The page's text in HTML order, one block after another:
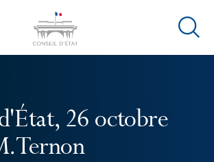
Ouvrir
26 octobre
Ternon